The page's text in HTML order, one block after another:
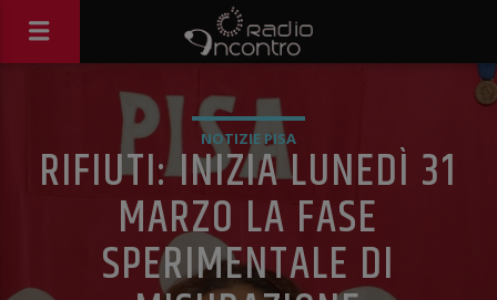
NOTIZIE PISA
RIFIUTI: INIZIA LUNEDÌ 31
MARZO LA FASE
SPERIMENTALE DI